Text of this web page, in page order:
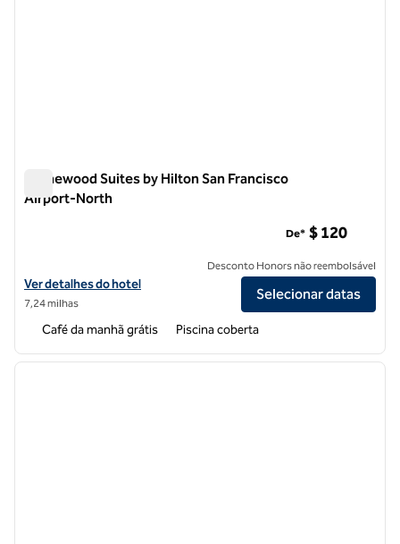
Homewood Suites by Hilton San Francisco
Airport-North
Exibir detalhes do hotel Homewood Suites by Hilton San Francisco
Ver detalhes do hotel
7,24 milhas
De* $ 120
Desconto Honors não reembolsável
Selecionar datas
Café da manhã grátis Piscina coberta
1 de 12